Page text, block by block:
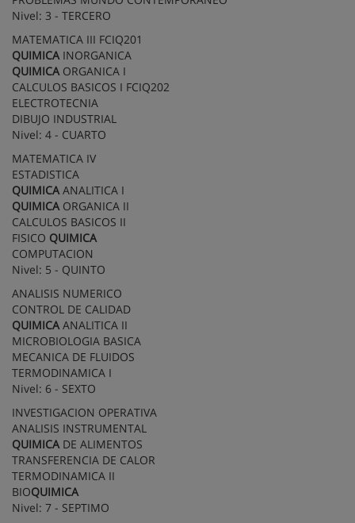
Nivel: 3 - TERCERO
MATEMATICA III FCIQ201
QUIMICAINORGANICA
QUIMICAORGANICA I
CALCULOS BASICOS I FCIQ202
ELECTROTECNIA
DIBUJO INDUSTRIAL
Nivel: 4 - CUARTO
MATEMATICA IV
ESTADISTICA
QUIMICAANALITICA I
QUIMICAORGANICA II
CALCULOS BASICOS II
FISICO QUIMICA
COMPUTACION
Nivel: 5 - QUINTO
ANALISIS NUMERICO
CONTROL DE CALIDAD
QUIMICAANALITICA II
MICROBIOLOGIA BASICA
MECANICA DE FLUIDOS
TERMODINAMICA I
Nivel: 6 - SEXTO
INVESTIGACION OPERATIVA
ANALISIS INSTRUMENTAL
QUIMICADE ALIMENTOS
TRANSFERENCIA DE CALOR
TERMODINAMICA II
BIOQUIMICA
Nivel: 7 - SEPTIMO